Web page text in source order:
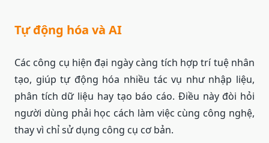
Tự động hóa và AI
Các công cụ hiện đại ngày càng tích hợp trí tuệ nhân
tạo, giúp tự động hóa nhiều tác vụ như nhập liệu,
phân tích dữ liệu hay tạo báo cáo. Điều này đòi hỏi
người dùng phải học cách làm việc cùng công nghệ,
thay vì chỉ sử dụng công cụ cơ bản.